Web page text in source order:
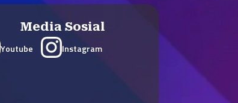
Media Sosial
Youtube Instagram